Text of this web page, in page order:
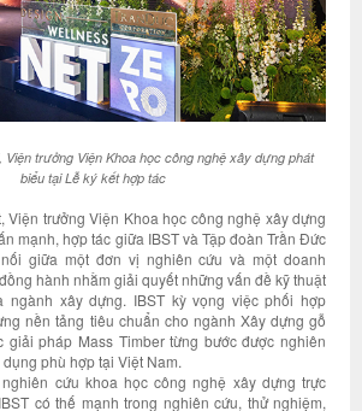
Viện trưởng Viện Khoa học công nghệ xây dựng phát
biểu tại Lễ ký kết hợp tác
Viện trưởng Viện Khoa học công nghệ xây dựng
mạnh, hợp tác giữa IBST và Tập đoàn Trần Đức
giữa một đơn vị nghiên cứu và một doanh
hành nhằm giải quyết những vấn đề kỹ thuật
ngành xây dựng. IBST kỳ vọng việc phối hợp
nền tảng tiêu chuẩn cho ngành Xây dựng gỗ
giải pháp Mass Timber từng bước được nghiên
phù hợp tại Việt Nam.
cứu khoa học công nghệ xây dựng trực
có thế mạnh trong nghiên cứu, thử nghiệm,